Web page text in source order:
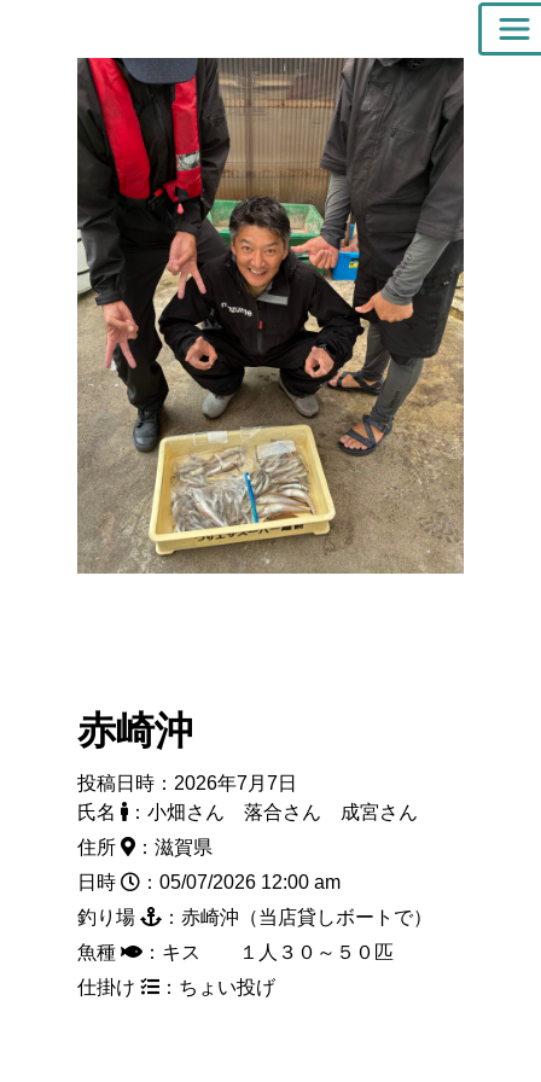
赤崎沖
投稿日時：2026年7月7日
氏名
：小畑さん 落合さん 成宮さん
住所
：滋賀県
日時
：05/07/2026 12:00 am
釣り場
：赤崎沖（当店貸しボートで）
魚種
：キス １人３０～５０匹
仕掛け
：ちょい投げ